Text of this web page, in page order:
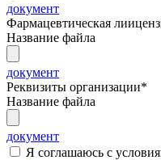
документ
Фармацевтическая
Название файла
документ
Реквизиты организации*
Название файла
документ
Я соглашаюсь с